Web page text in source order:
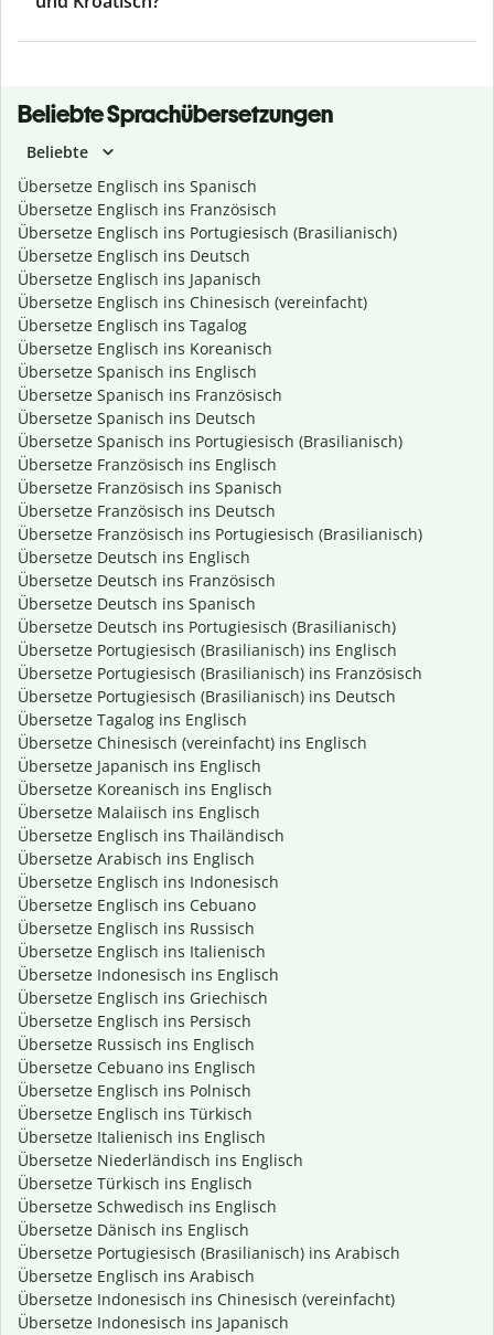
Beliebte Sprachübersetzungen
Beliebte
Übersetze Englisch ins Spanisch
Übersetze Englisch ins Französisch
Übersetze Englisch ins Portugiesisch (Brasilianisch)
Übersetze Englisch ins Deutsch
Übersetze Englisch ins Japanisch
Übersetze Englisch ins Chinesisch (vereinfacht)
Übersetze Englisch ins Tagalog
Übersetze Englisch ins Koreanisch
Übersetze Spanisch ins Englisch
Übersetze Spanisch ins Französisch
Übersetze Spanisch ins Deutsch
Übersetze Spanisch ins Portugiesisch (Brasilianisch)
Übersetze Französisch ins Englisch
Übersetze Französisch ins Spanisch
Übersetze Französisch ins Deutsch
Übersetze Französisch ins Portugiesisch (Brasilianisch)
Übersetze Deutsch ins Englisch
Übersetze Deutsch ins Französisch
Übersetze Deutsch ins Spanisch
Übersetze Deutsch ins Portugiesisch (Brasilianisch)
Übersetze Portugiesisch (Brasilianisch) ins Englisch
Übersetze Portugiesisch (Brasilianisch) ins Französisch
Übersetze Portugiesisch (Brasilianisch) ins Deutsch
Übersetze Tagalog ins Englisch
Übersetze Chinesisch (vereinfacht) ins Englisch
Übersetze Japanisch ins Englisch
Übersetze Koreanisch ins Englisch
Übersetze Malaiisch ins Englisch
Übersetze Englisch ins Thailändisch
Übersetze Arabisch ins Englisch
Übersetze Englisch ins Indonesisch
Übersetze Englisch ins Cebuano
Übersetze Englisch ins Russisch
Übersetze Englisch ins Italienisch
Übersetze Indonesisch ins Englisch
Übersetze Englisch ins Griechisch
Übersetze Englisch ins Persisch
Übersetze Russisch ins Englisch
Übersetze Cebuano ins Englisch
Übersetze Englisch ins Polnisch
Übersetze Englisch ins Türkisch
Übersetze Italienisch ins Englisch
Übersetze Niederländisch ins Englisch
Übersetze Türkisch ins Englisch
Übersetze Schwedisch ins Englisch
Übersetze Dänisch ins Englisch
Übersetze Portugiesisch (Brasilianisch) ins Arabisch
Übersetze Englisch ins Arabisch
Übersetze Indonesisch ins Chinesisch (vereinfacht)
Übersetze Indonesisch ins Japanisch